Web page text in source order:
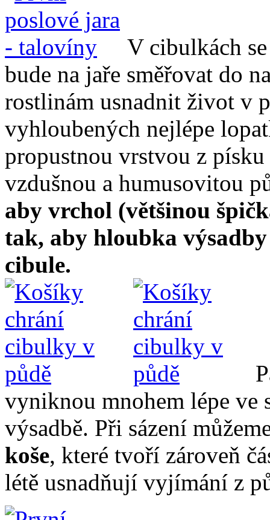
V cibulkách
bude na jaře směřovat do
rostlinám usnadnit život v
vyhloubených nejlépe
propustnou vrstvou z
vzdušnou a humusovitou
aby vrchol (většinou
tak, aby hloubka
cibule.
vyniknou mnohem lépe ve
výsadbě. Při sázení
koše, které tvoří zároveň
létě usnadňují vyjímání z